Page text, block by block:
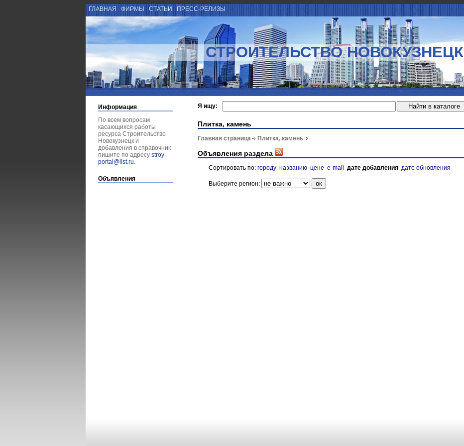
ГЛАВНАЯ ФИРМЫ СТАТЬИ ПРЕСС-РЕЛИЗЫ
СТРОИТЕЛЬСТВО НОВОКУЗНЕЦК
Информация
По всем вопросам
касающихся работы
ресурса Строительство
Новокузнецк и
добавления в справочник
пишите по адресу stroy-
portal@list.ru.
Объявления
Я ищу:
Плитка, камень
Главная страница Плитка, камень
Объявления раздела
Сортировать по: городу названию цене e-mail дате добавления дате обновления
Выберите регион: